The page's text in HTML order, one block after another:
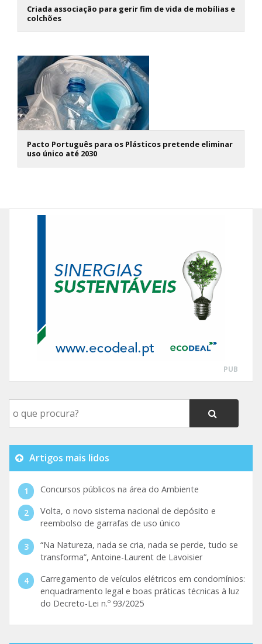
Criada associação para gerir fim de vida de mobílias e
colchões
Pacto Português para os Plásticos pretende eliminar
uso único até 2030
PUB
Artigos mais lidos
Concursos públicos na área do Ambiente
Volta, o novo sistema nacional de depósito e
reembolso de garrafas de uso único
“Na Natureza, nada se cria, nada se perde, tudo se
transforma”, Antoine-Laurent de Lavoisier
Carregamento de veículos elétricos em condomínios:
enquadramento legal e boas práticas técnicas à luz
do Decreto-Lei n.º 93/2025